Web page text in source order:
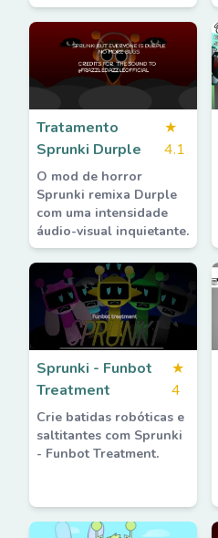
Tratamento
Sprunki Durple
★
4.1
O mod de horror
Sprunki remixa Durple
com uma intensidade
áudio-visual inquietante.
Sprunki - Funbot
Treatment
★
4
Crie batidas robóticas e
saltitantes com Sprunki
- Funbot Treatment.